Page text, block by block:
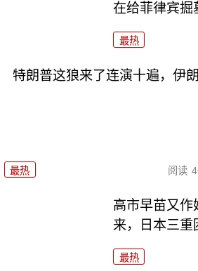
在给菲律宾掘
最热
特朗普这狼来了连演十遍，伊
最热 阅读
高市早苗又作
来，日本三重
最热